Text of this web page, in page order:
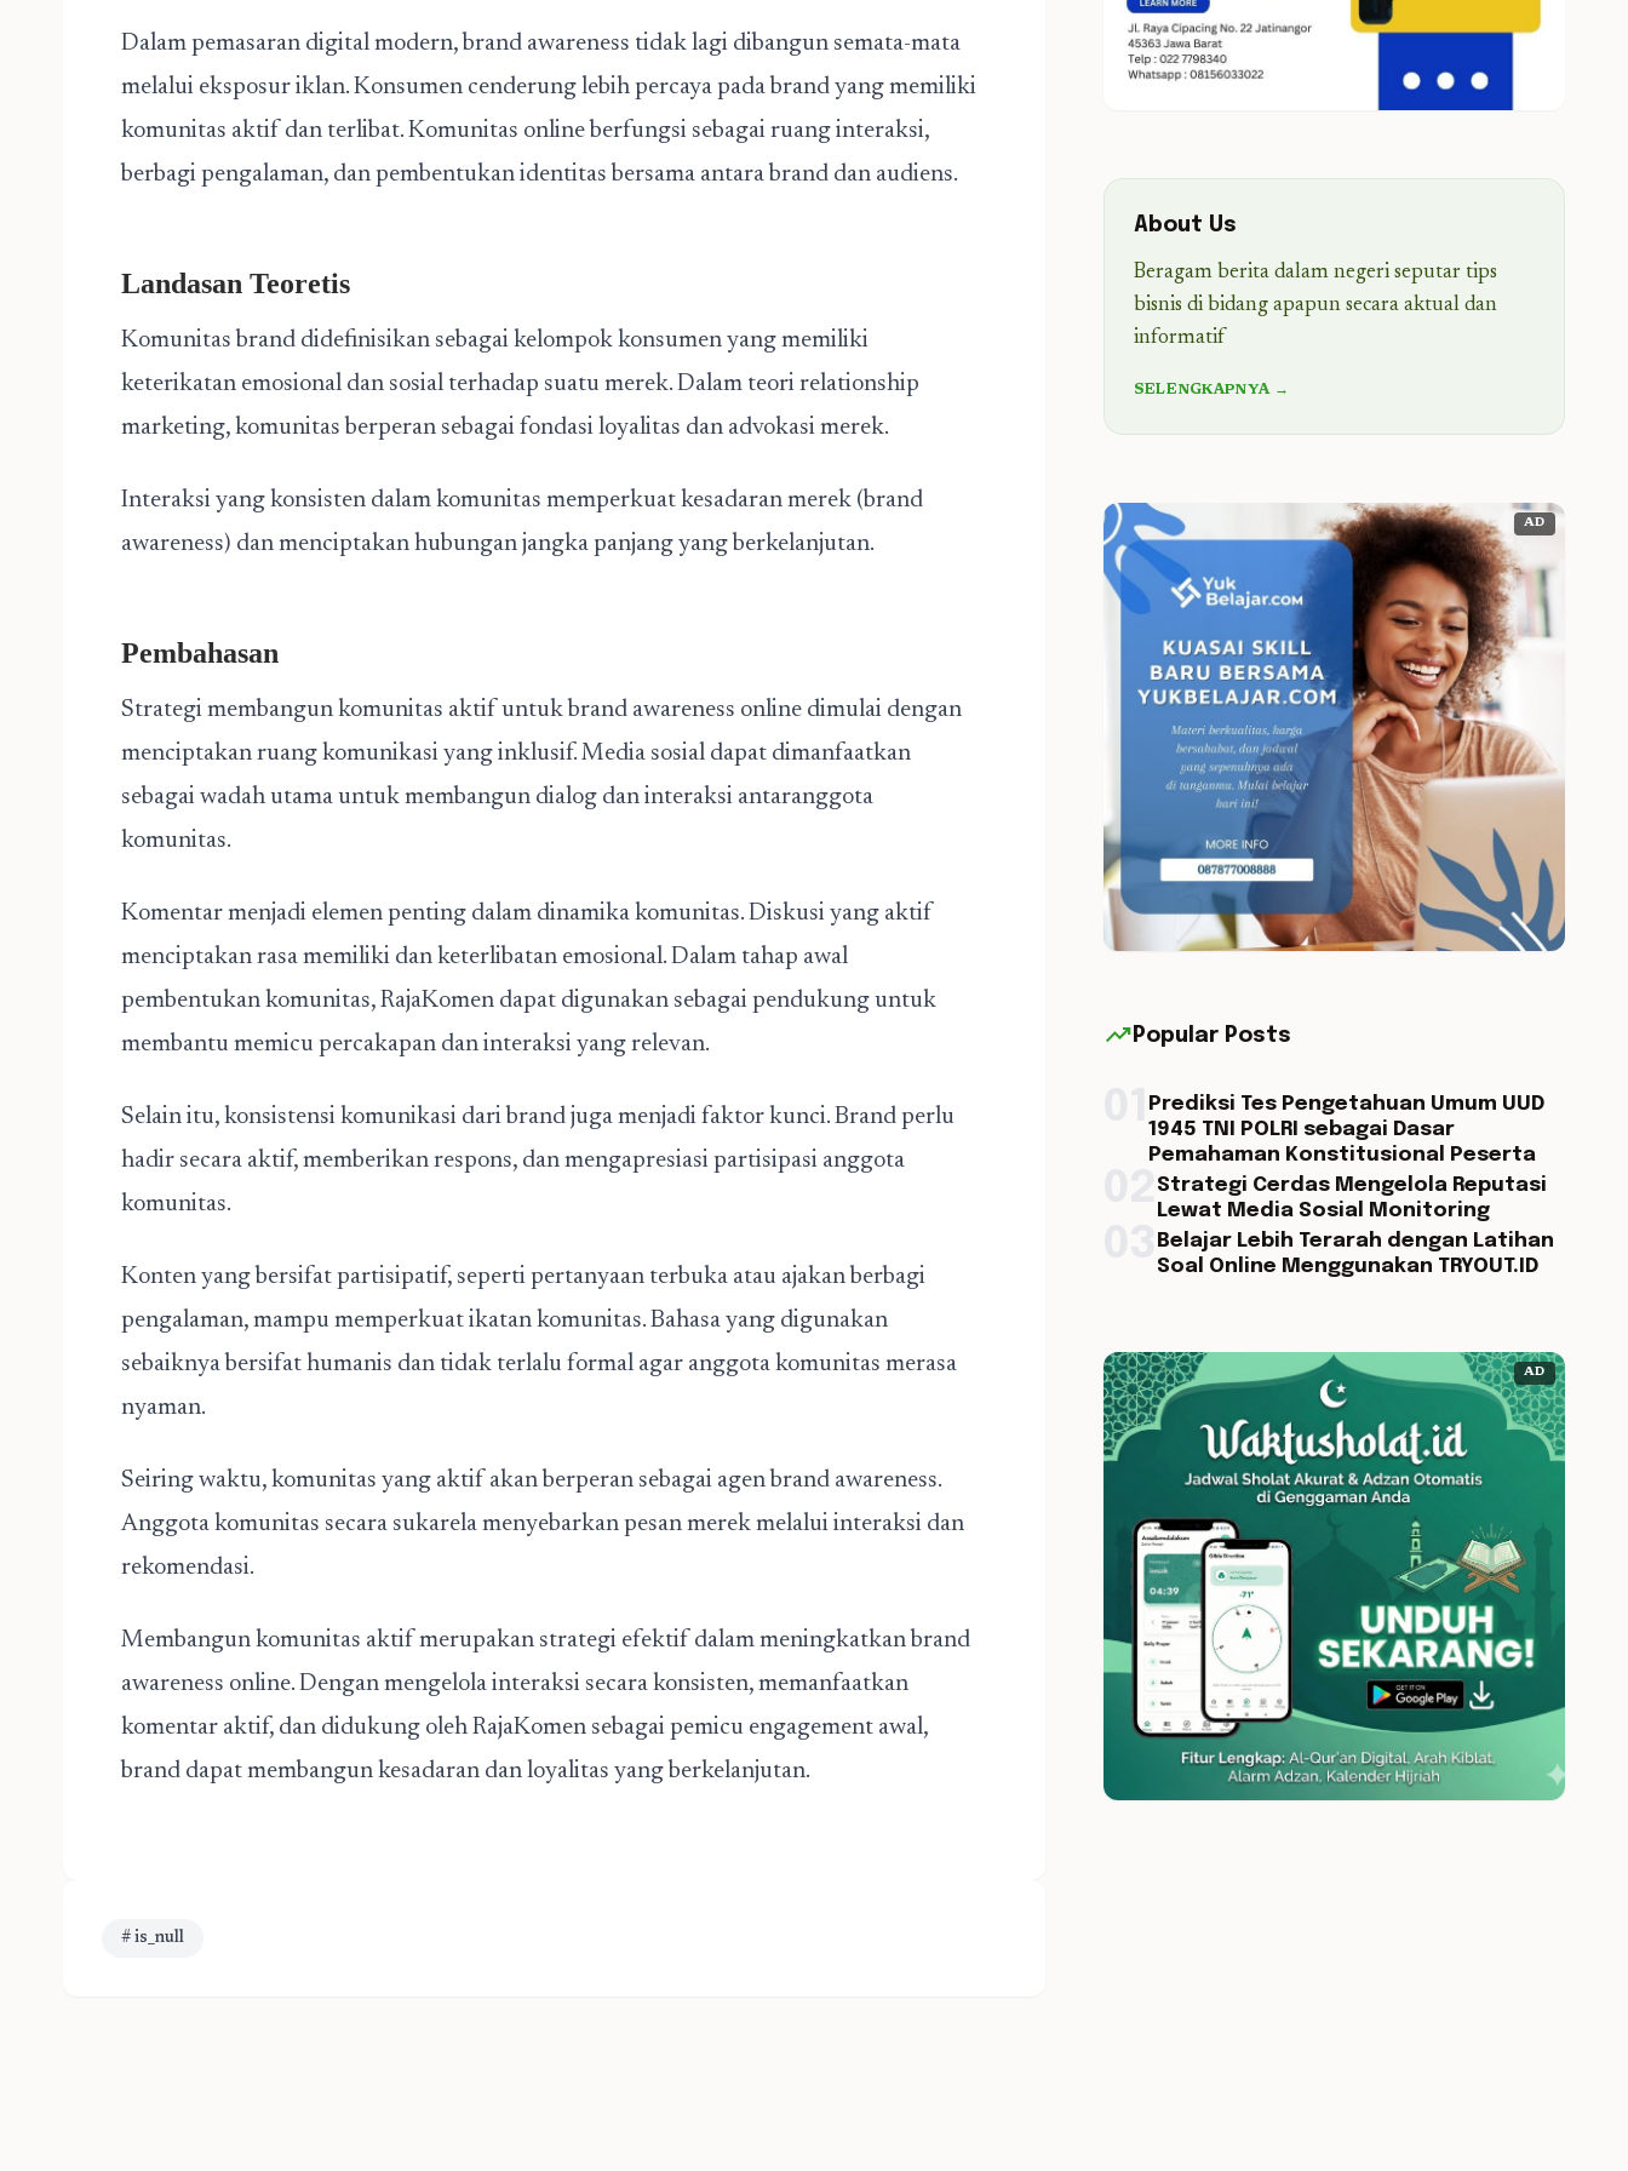
Dalam pemasaran digital modern, brand awareness tidak lagi dibangun semata-mata
melalui eksposur iklan. Konsumen cenderung lebih percaya pada brand yang memiliki
komunitas aktif dan terlibat. Komunitas online berfungsi sebagai ruang interaksi,
berbagi pengalaman, dan pembentukan identitas bersama antara brand dan audiens.
Landasan Teoretis
Komunitas brand didefinisikan sebagai kelompok konsumen yang memiliki
keterikatan emosional dan sosial terhadap suatu merek. Dalam teori relationship
marketing, komunitas berperan sebagai fondasi loyalitas dan advokasi merek.
Interaksi yang konsisten dalam komunitas memperkuat kesadaran merek (brand
awareness) dan menciptakan hubungan jangka panjang yang berkelanjutan.
Pembahasan
Strategi membangun komunitas aktif untuk brand awareness online dimulai dengan
menciptakan ruang komunikasi yang inklusif. Media sosial dapat dimanfaatkan
sebagai wadah utama untuk membangun dialog dan interaksi antaranggota
komunitas.
Komentar menjadi elemen penting dalam dinamika komunitas. Diskusi yang aktif
menciptakan rasa memiliki dan keterlibatan emosional. Dalam tahap awal
pembentukan komunitas, RajaKomen dapat digunakan sebagai pendukung untuk
membantu memicu percakapan dan interaksi yang relevan.
Selain itu, konsistensi komunikasi dari brand juga menjadi faktor kunci. Brand perlu
hadir secara aktif, memberikan respons, dan mengapresiasi partisipasi anggota
komunitas.
Konten yang bersifat partisipatif, seperti pertanyaan terbuka atau ajakan berbagi
pengalaman, mampu memperkuat ikatan komunitas. Bahasa yang digunakan
sebaiknya bersifat humanis dan tidak terlalu formal agar anggota komunitas merasa
nyaman.
Seiring waktu, komunitas yang aktif akan berperan sebagai agen brand awareness.
Anggota komunitas secara sukarela menyebarkan pesan merek melalui interaksi dan
rekomendasi.
Membangun komunitas aktif merupakan strategi efektif dalam meningkatkan brand
awareness online. Dengan mengelola interaksi secara konsisten, memanfaatkan
komentar aktif, dan didukung oleh RajaKomen sebagai pemicu engagement awal,
brand dapat membangun kesadaran dan loyalitas yang berkelanjutan.
# is_null
About Us
Beragam berita dalam negeri seputar tips
bisnis di bidang apapun secara aktual dan
informatif
SELENGKAPNYA →
AD
trending_up Popular Posts
Prediksi Tes Pengetahuan Umum UUD
1945 TNI POLRI sebagai Dasar
Pemahaman Konstitusional Peserta
Strategi Cerdas Mengelola Reputasi
Lewat Media Sosial Monitoring
Belajar Lebih Terarah dengan Latihan
Soal Online Menggunakan TRYOUT.ID
AD